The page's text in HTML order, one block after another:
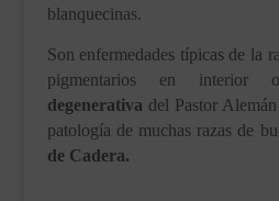
blanquecinas.
Son enfermedades típicas de la
pigmentarios en
degenerativa del Pastor
patología de muchas razas de
de Cadera.